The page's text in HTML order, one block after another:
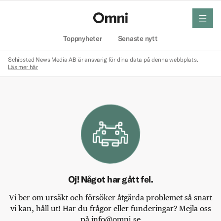
Toppnyheter Senaste nytt
meny
Schibsted News Media AB är ansvarig för dina data på denna webbplats.
Läs mer här
Oj! Något har gått fel.
Vi ber om ursäkt och försöker åtgärda problemet så snart
vi kan, håll ut! Har du frågor eller funderingar? Mejla oss